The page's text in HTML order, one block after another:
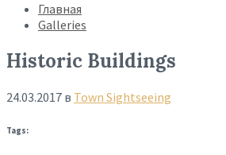
Главная
Galleries
Historic Buildings
24.03.2017 в Town Sightseeing
Tags: